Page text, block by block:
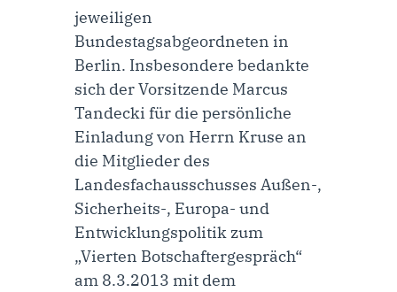
jeweiligen
Bundestagsabgeordneten in
Berlin. Insbesondere bedankte
sich der Vorsitzende Marcus
Tandecki für die persönliche
Einladung von Herrn Kruse an
die Mitglieder des
Landesfachausschusses Außen-,
Sicherheits-, Europa- und
Entwicklungspolitik zum
„Vierten Botschaftergespräch“
am 8.3.2013 mit dem